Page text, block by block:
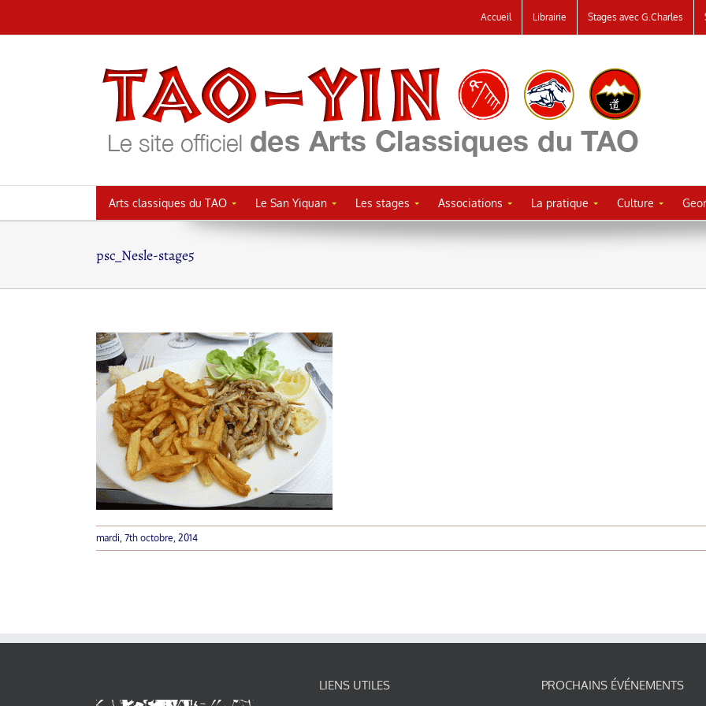
au
Accueil Librairie Stages avec G.Charles
Arts classiques du TAO Le San Yiquan Les stages Associations La pratique Culture
psc_Nesle-stage5
mardi, 7th octobre, 2014
LIENS UTILES PROCHAINS ÉVÉNEMENTS